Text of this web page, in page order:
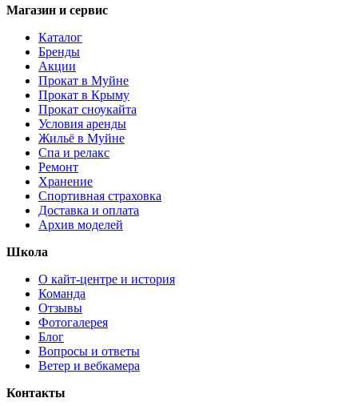
Магазин и сервис
Каталог
Бренды
Акции
Прокат в Муйне
Прокат в Крыму
Прокат сноукайта
Условия аренды
Жильё в Муйне
Спа и релакс
Ремонт
Хранение
Спортивная страховка
Доставка и оплата
Архив моделей
Школа
О кайт-центре и история
Команда
Отзывы
Фотогалерея
Блог
Вопросы и ответы
Ветер и вебкамера
Контакты